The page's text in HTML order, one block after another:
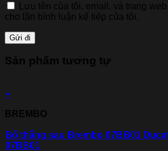
Lưu tên của tôi, email, và trang
cho lần bình luận kế tiếp của tôi.
Sản phẩm tương tự
+
BREMBO
Bố thắng sau Brembo 07BB01
07BB01